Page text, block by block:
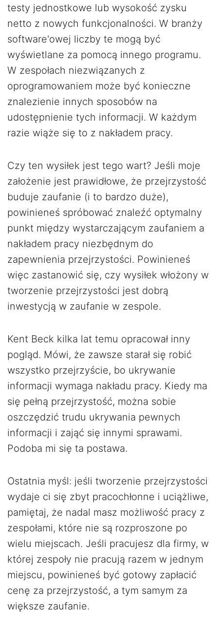
testy jednostkowe lub wysokość zysku
netto z nowych funkcjonalności. W branży
software'owej liczby te mogą być
wyświetlane za pomocą innego programu.
W zespołach niezwiązanych z
oprogramowaniem może być konieczne
znalezienie innych sposobów na
udostępnienie tych informacji. W każdym
razie wiąże się to z nakładem pracy.
Czy ten wysiłek jest tego wart? Jeśli moje
założenie jest prawidłowe, że przejrzystość
buduje zaufanie (i to bardzo duże),
powinieneś spróbować znaleźć optymalny
punkt między wystarczającym zaufaniem a
nakładem pracy niezbędnym do
zapewnienia przejrzystości. Powinieneś
więc zastanowić się, czy wysiłek włożony w
tworzenie przejrzystości jest dobrą
inwestycją w zaufanie w zespole.
Kent Beck kilka lat temu opracował inny
pogląd. Mówi, że zawsze starał się robić
wszystko przejrzyście, bo ukrywanie
informacji wymaga nakładu pracy. Kiedy ma
się pełną przejrzystość, można sobie
oszczędzić trudu ukrywania pewnych
informacji i zająć się innymi sprawami.
Podoba mi się ta postawa.
Ostatnia myśl: jeśli tworzenie przejrzystości
wydaje ci się zbyt pracochłonne i uciążliwe,
pamiętaj, że nadal masz możliwość pracy z
zespołami, które nie są rozproszone po
wielu miejscach. Jeśli pracujesz dla firmy, w
której zespoły nie pracują razem w jednym
miejscu, powinieneś być gotowy zapłacić
cenę za przejrzystość, a tym samym za
większe zaufanie.